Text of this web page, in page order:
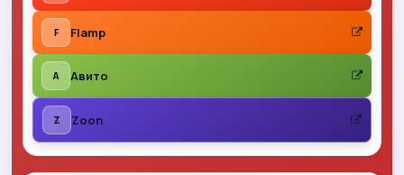
F Flamp
A Авито
Z Zoon